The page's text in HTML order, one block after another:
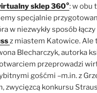
sklep 360°: w obu
specjalnie
w niezwykły sposób łączy
z miastem Katowice. Ale
Blecharczyk, autorka
otwarciem przeprowadzi
gośćmi –m.in. z
zwycięzcą konkursu